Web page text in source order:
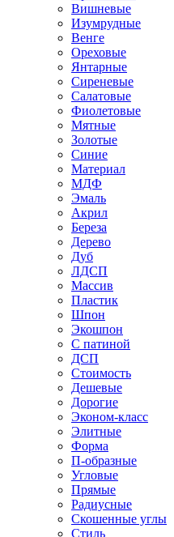
Вишневые
Изумрудные
Венге
Ореховые
Янтарные
Сиреневые
Салатовые
Фиолетовые
Мятные
Золотые
Синие
Материал
МДФ
Эмаль
Акрил
Береза
Дерево
Дуб
ЛДСП
Массив
Пластик
Шпон
Экошпон
С патиной
ДСП
Стоимость
Дешевые
Дорогие
Эконом-класс
Элитные
Форма
П-образные
Угловые
Прямые
Радиусные
Скошенные углы
Стиль